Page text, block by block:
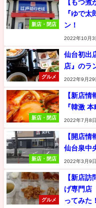
新店・閉店
【もつ
『ゆで
ン！
2022年10月3
グルメ
仙台初出
店』のラ
2022年9月29
新店・閉店
【新店情
『韓激
2022年7月8日
新店・閉店
【開店
仙台泉中
2022年3月9日
グルメ
【新店
げ専門店
ってみた！